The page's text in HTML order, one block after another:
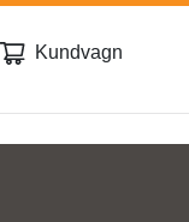
Kundvagn